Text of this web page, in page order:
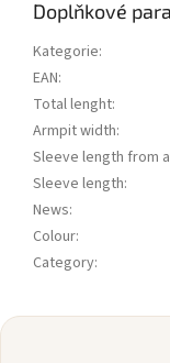
Doplňkové
Kategorie:
EAN:
Total lenght:
Armpit width:
Sleeve length from
Sleeve length:
News:
Colour:
Category:
Z